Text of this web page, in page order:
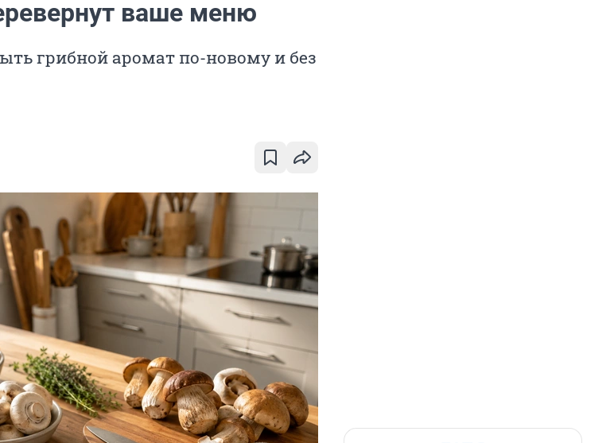
ваше меню
грибной аромат по-новому и без